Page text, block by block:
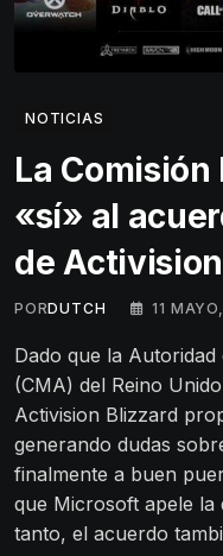
NOTICIAS
La
«sí» al
de
PORDUTCH 11
Dado que la
(CMA) del Reino
Activision Blizzard
generando dudas
finalmente a buen
que Microsoft apele la
tanto, el acuerdo